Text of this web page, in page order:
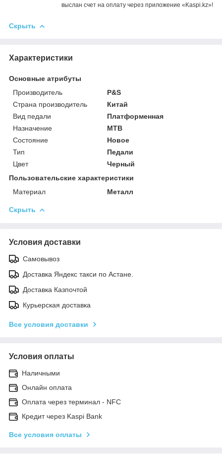
выслан счет на оплату через приложение «Kaspi.kz»!
Скрыть
Характеристики
Основные атрибуты
Производитель
P&S
Страна производитель
Китай
Вид педали
Платформенная
Назначение
MTB
Состояние
Новое
Тип
Педали
Цвет
Черный
Пользовательские характеристики
Материал
Металл
Скрыть
Условия доставки
Самовывоз
Доставка Яндекс такси по Астане.
Доставка Казпочтой
Курьерская доставка
Все условия доставки
Условия оплаты
Наличными
Онлайн оплата
Оплата через терминал - NFC
Кредит через Kaspi Bank
Все условия оплаты